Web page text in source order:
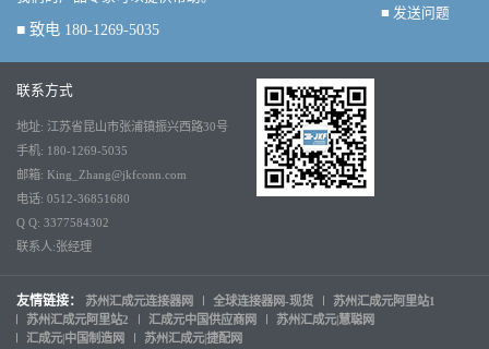
■ 致电 180-1269-5035
■ 发送问题
联系方式
地址: 江苏省昆山市张浦镇振兴西路30号
手机: 180-1269-5035
邮箱: King_Zhang@jkfconn.com
电话: 0512-36851680
Q Q: 3377584302
联系人:张经理
友情链接： 苏州汇成元连接器网 全球连接器网-现货
苏州汇成元阿里站1
苏州汇成元阿里站2
汇成元中国供应商网
苏州汇成元|慧聪网
汇成元|中国制造网
苏州汇成元|捷配网